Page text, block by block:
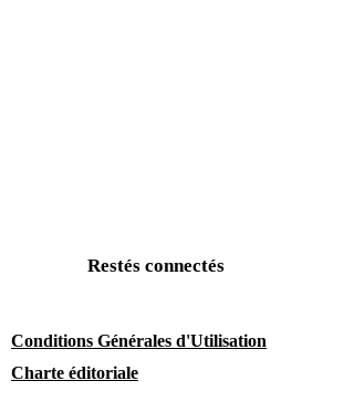
Restés connectés
Conditions Générales d'Utilisation
Charte éditoriale